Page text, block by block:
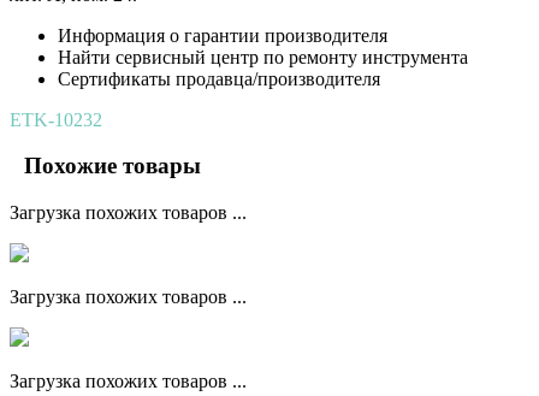
Информация о гарантии производителя
Найти сервисный центр по ремонту инструмента
Сертификаты продавца/производителя
ETK-10232
Похожие товары
Загрузка похожих товаров ...
Загрузка похожих товаров ...
Загрузка похожих товаров ...